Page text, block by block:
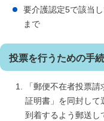
要介護認定5で該当
まで
投票を行うための手
「郵便不在者投票
証明書」を同封して
到着するよう郵送し